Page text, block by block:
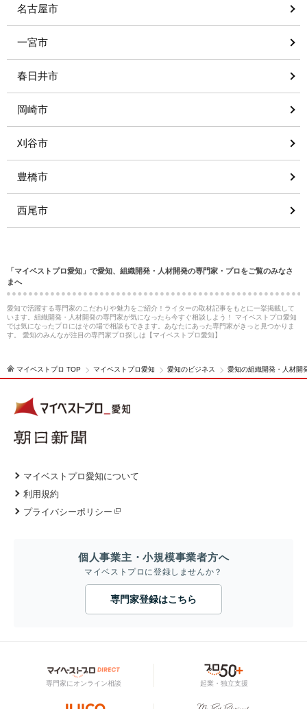
名古屋市
一宮市
春日井市
岡崎市
刈谷市
豊橋市
西尾市
「マイベストプロ愛知」で愛知、組織開発・人材開発の専門家・プロをご覧のみなさ
まへ
愛知で活躍する専門家のこだわりや魅力をご紹介！ライターの取材記事をもとに一挙掲載して
います。組織開発・人材開発の専門家が気になったら今すぐ相談しよう！ マイベストプロ愛知
では気になったプロにはその場で相談もできます。あなたにあった専門家がきっと見つかりま
す。 愛知のみんなが注目の専門家プロ探しは【マイベストプロ愛知】
マイベストプロ TOP マイベストプロ愛知 愛知のビジネス 愛知の組織開発・人材開
マイベストプロ愛知について
利用規約
プライバシーポリシー
個人事業主・小規模事業者方へ
マイベストプロに登録しませんか？
専門家登録はこちら
専門家にオンライン相談 起業・独立支援